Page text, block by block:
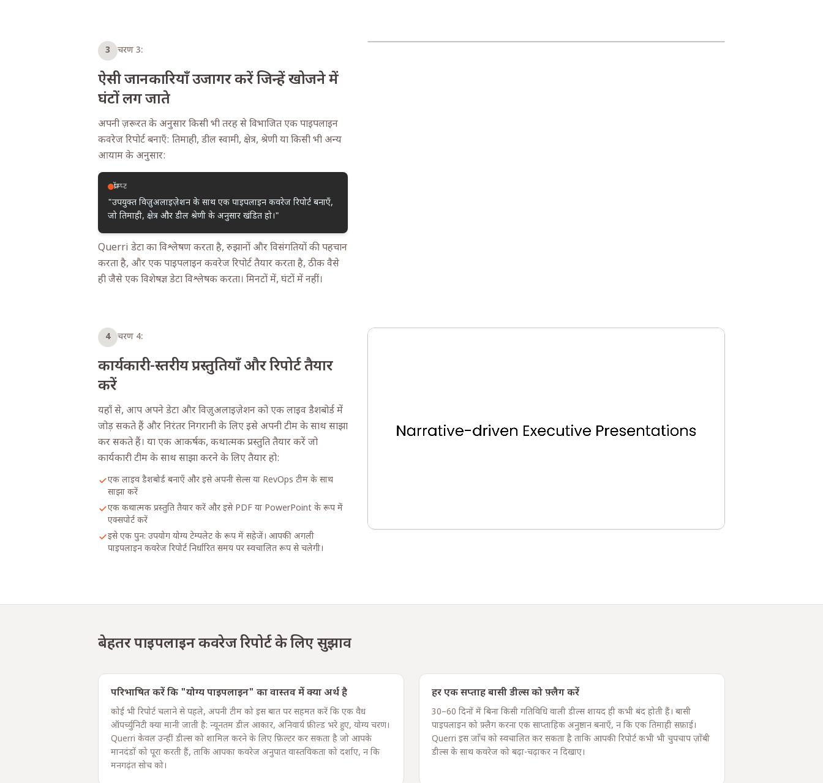
3 चरण 3:
ऐसी जानकारियाँ उजागर करें जिन्हें खोजने में
घंटों लग जाते
अपनी ज़रूरत के अनुसार किसी भी तरह से विभाजित एक पाइपलाइन
कवरेज रिपोर्ट बनाएँ: तिमाही, डील स्वामी, क्षेत्र, श्रेणी या किसी भी अन्य
आयाम के अनुसार:
प्रॉम्प्ट
"उपयुक्त विज़ुअलाइज़ेशन के साथ एक पाइपलाइन कवरेज रिपोर्ट बनाएँ,
जो तिमाही, क्षेत्र और डील श्रेणी के अनुसार खंडित हो।"
Querri डेटा का विश्लेषण करता है, रुझानों और विसंगतियों की पहचान
करता है, और एक पाइपलाइन कवरेज रिपोर्ट तैयार करता है, ठीक वैसे
ही जैसे एक विशेषज्ञ डेटा विश्लेषक करता। मिनटों में, घंटों में नहीं।
4 चरण 4:
कार्यकारी-स्तरीय प्रस्तुतियाँ और रिपोर्ट तैयार
करें
यहाँ से, आप अपने डेटा और विज़ुअलाइज़ेशन को एक लाइव डैशबोर्ड में
जोड़ सकते हैं और निरंतर निगरानी के लिए इसे अपनी टीम के साथ साझा
कर सकते हैं। या एक आकर्षक, कथात्मक प्रस्तुति तैयार करें जो
कार्यकारी टीम के साथ साझा करने के लिए तैयार हो:
एक लाइव डैशबोर्ड बनाएँ और इसे अपनी सेल्स या RevOps टीम के साथ
साझा करें
एक कथात्मक प्रस्तुति तैयार करें और इसे PDF या PowerPoint के रूप में
एक्सपोर्ट करें
इसे एक पुन: उपयोग योग्य टेम्पलेट के रूप में सहेजें। आपकी अगली
पाइपलाइन कवरेज रिपोर्ट निर्धारित समय पर स्वचालित रूप से चलेगी।
बेहतर पाइपलाइन कवरेज रिपोर्ट के लिए सुझाव
परिभाषित करें कि "योग्य पाइपलाइन" का वास्तव में क्या अर्थ है
कोई भी रिपोर्ट चलाने से पहले, अपनी टीम को इस बात पर सहमत करें कि एक वैध
ऑपर्च्युनिटी क्या मानी जाती है: न्यूनतम डील आकार, अनिवार्य फ़ील्ड भरे हुए, योग्य चरण।
Querri केवल उन्हीं डील्स को शामिल करने के लिए फ़िल्टर कर सकता है जो आपके
मानदंडों को पूरा करती हैं, ताकि आपका कवरेज अनुपात वास्तविकता को दर्शाए, न कि
मनगढ़ंत सोच को।
हर एक सप्ताह बासी डील्स को फ़्लैग करें
30–60 दिनों में बिना किसी गतिविधि वाली डील्स शायद ही कभी बंद होती हैं। बासी
पाइपलाइन को फ़्लैग करना एक साप्ताहिक अनुष्ठान बनाएँ, न कि एक तिमाही सफ़ाई।
Querri इस जाँच को स्वचालित कर सकता है ताकि आपकी रिपोर्ट कभी भी चुपचाप ज़ोंबी
डील्स के साथ कवरेज को बढ़ा-चढ़ाकर न दिखाए।